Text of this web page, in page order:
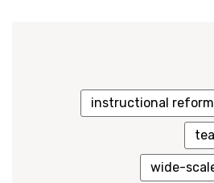
instructional reform
wide-